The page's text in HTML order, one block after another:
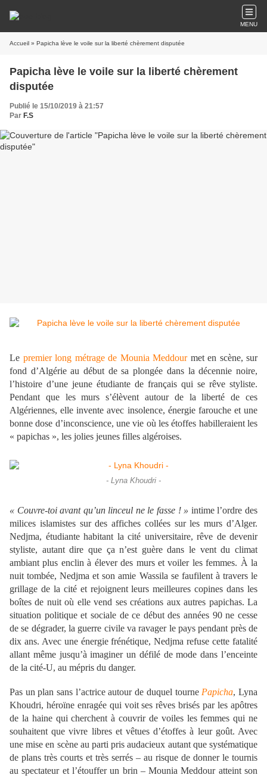
MENU
Accueil » Papicha lève le voile sur la liberté chèrement disputée
Papicha lève le voile sur la liberté chèrement
disputée
Publié le 15/10/2019 à 21:57
Par F.S
Le premier long métrage de Mounia Meddourmet en scène, sur
fond d’Algérie au début de sa plongée dans la décennie noire,
l’histoire d’une jeune étudiante de français qui se rêve styliste.
Pendant que les murs s’élèvent autour de la liberté de ces
Algériennes, elle invente avec insolence, énergie farouche et une
bonne dose d’inconscience, une vie où les étoffes habilleraient les
« papichas », les jolies jeunes filles algéroises.
- Lyna Khoudri -
« Couvre-toi avant qu’un linceul ne le fasse ! » intime l’ordre des
milices islamistes sur des affiches collées sur les murs d’Alger.
Nedjma, étudiante habitant la cité universitaire, rêve de devenir
styliste, autant dire que ça n’est guère dans le vent du climat
ambiant plus enclin à élever des murs et voiler les femmes. À la
nuit tombée, Nedjma et son amie Wassila se faufilent à travers le
grillage de la cité et rejoignent leurs meilleures copines dans les
boîtes de nuit où elle vend ses créations aux autres papichas. La
situation politique et sociale de ce début des années 90 ne cesse
de se dégrader, la guerre civile va ravager le pays pendant près de
dix ans. Avec une énergie frénétique, Nedjma refuse cette fatalité
allant même jusqu’à imaginer un défilé de mode dans l’enceinte
de la cité-U, au mépris du danger.
Pas un plan sans l’actrice autour de duquel tourne Papicha, Lyna
Khoudri, héroïne enragée qui voit ses rêves brisés par les apôtres
de la haine qui cherchent à couvrir de voiles les femmes qui ne
souhaitent que vivre libres et vêtues d’étoffes à leur goût. Avec
une mise en scène au parti pris audacieux autant que systématique
de plans très courts et très serrés – au risque de donner le tournis
au spectateur et l’étouffer un brin – Mounia Meddour atteint son